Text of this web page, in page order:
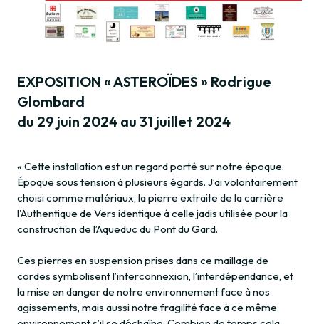
EXPOSITION « ASTEROÏDES » Rodrigue
Glombard
du 29 juin 2024 au 31 juillet 2024
« Cette installation est un regard porté sur notre époque.
Époque sous tension à plusieurs égards. J’ai volontairement
choisi comme matériaux, la pierre extraite de la carrière
l'Authentique de Vers identique à celle jadis utilisée pour la
construction de l’Aqueduc du Pont du Gard.
Ces pierres en suspension prises dans ce maillage de
cordes symbolisent l’interconnexion, l’interdépendance, et
la mise en danger de notre environnement face à nos
agissements, mais aussi notre fragilité face à ce même